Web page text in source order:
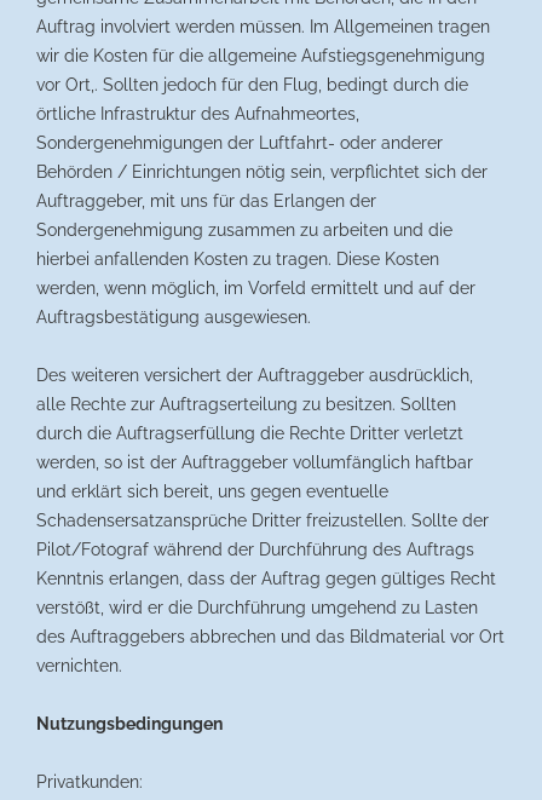
Auftrag involviert werden müssen. Im Allgemeinen tragen
wir die Kosten für die allgemeine Aufstiegsgenehmigung
vor Ort,. Sollten jedoch für den Flug, bedingt durch die
örtliche Infrastruktur des Aufnahmeortes,
Sondergenehmigungen der Luftfahrt- oder anderer
Behörden / Einrichtungen nötig sein, verpflichtet sich der
Auftraggeber, mit uns für das Erlangen der
Sondergenehmigung zusammen zu arbeiten und die
hierbei anfallenden Kosten zu tragen. Diese Kosten
werden, wenn möglich, im Vorfeld ermittelt und auf der
Auftragsbestätigung ausgewiesen.
Des weiteren versichert der Auftraggeber ausdrücklich,
alle Rechte zur Auftragserteilung zu besitzen. Sollten
durch die Auftragserfüllung die Rechte Dritter verletzt
werden, so ist der Auftraggeber vollumfänglich haftbar
und erklärt sich bereit, uns gegen eventuelle
Schadensersatzansprüche Dritter freizustellen. Sollte der
Pilot/Fotograf während der Durchführung des Auftrags
Kenntnis erlangen, dass der Auftrag gegen gültiges Recht
verstößt, wird er die Durchführung umgehend zu Lasten
des Auftraggebers abbrechen und das Bildmaterial vor Ort
vernichten.
Nutzungsbedingungen
Privatkunden: